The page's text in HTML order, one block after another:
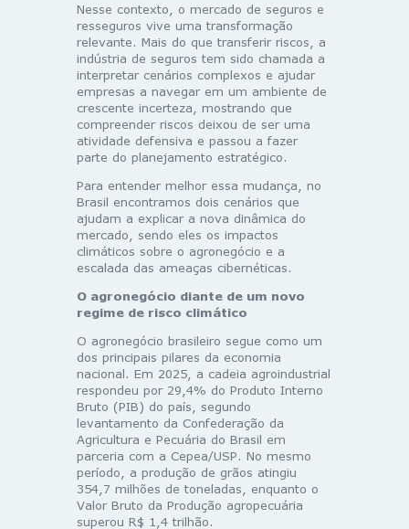
Nesse contexto, o mercado de seguros e
resseguros vive uma transformação
relevante. Mais do que transferir riscos, a
indústria de seguros tem sido chamada a
interpretar cenários complexos e ajudar
empresas a navegar em um ambiente de
crescente incerteza, mostrando que
compreender riscos deixou de ser uma
atividade defensiva e passou a fazer
parte do planejamento estratégico.
Para entender melhor essa mudança, no
Brasil encontramos dois cenários que
ajudam a explicar a nova dinâmica do
mercado, sendo eles os impactos
climáticos sobre o agronegócio e a
escalada das ameaças cibernéticas.
O agronegócio diante de um novo
regime de risco climático
O agronegócio brasileiro segue como um
dos principais pilares da economia
nacional. Em 2025, a cadeia agroindustrial
respondeu por 29,4% do Produto Interno
Bruto (PIB) do país, segundo
levantamento da Confederação da
Agricultura e Pecuária do Brasil em
parceria com a Cepea/USP. No mesmo
período, a produção de grãos atingiu
354,7 milhões de toneladas, enquanto o
Valor Bruto da Produção agropecuária
superou R$ 1,4 trilhão.